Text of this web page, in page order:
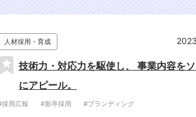
人材採用・育成
技術力・対応力を駆使し、 事業内容を
にアピール。
採用広報 #新卒採用
#ブランディング